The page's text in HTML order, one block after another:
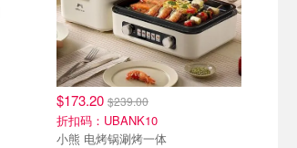
$173.20 $239.00
折扣码：UBANK10
小熊 电烤锅涮烤一体